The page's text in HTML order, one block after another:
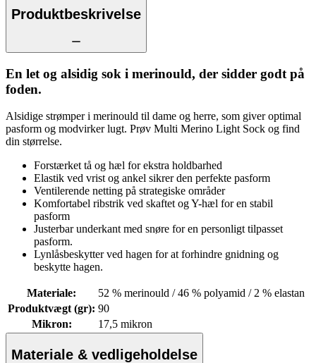
Produktbeskrivelse
En let og alsidig sok i merinould, der sidder godt på
foden.
Alsidige strømper i merinould til dame og herre, som giver optimal
pasform og modvirker lugt. Prøv Multi Merino Light Sock og find
din størrelse.
Forstærket tå og hæl for ekstra holdbarhed
Elastik ved vrist og ankel sikrer den perfekte pasform
Ventilerende netting på strategiske områder
Komfortabel ribstrik ved skaftet og Y-hæl for en stabil
pasform
Justerbar underkant med snøre for en personligt tilpasset
pasform.
Lynlåsbeskytter ved hagen for at forhindre gnidning og
beskytte hagen.
Materiale:
52 % merinould / 46 % polyamid / 2 % elastan
Produktvægt (gr): 90
Mikron: 17,5 mikron
Materiale & vedligeholdelse